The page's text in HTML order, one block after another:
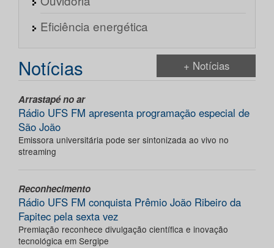
Eficiência energética
Notícias + Notícias
Arrastapé no ar
Rádio UFS FM apresenta programação especial de
São João
Emissora universitária pode ser sintonizada ao vivo no
streaming
Reconhecimento
Rádio UFS FM conquista Prêmio João Ribeiro da
Fapitec pela sexta vez
Premiação reconhece divulgação científica e inovação
tecnológica em Sergipe